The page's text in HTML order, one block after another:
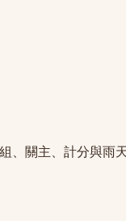
關主、計分與雨